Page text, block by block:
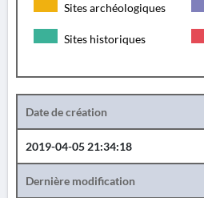
Sites archéologiques
Sites historiques
Date de création
2019-04-05 21:34:18
Dernière modification